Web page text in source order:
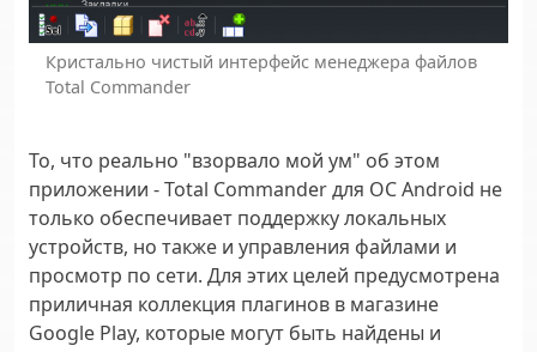
Кристально чистый интерфейс менеджера файлов
Total Commander
То, что реально "взорвало мой ум" об этом
приложении - Total Commander для ОС Android не
только обеспечивает поддержку локальных
устройств, но также и управления файлами и
просмотр по сети. Для этих целей предусмотрена
приличная коллекция плагинов в магазине
Google Play, которые могут быть найдены и